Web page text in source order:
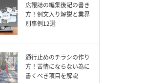
広報誌の編集後記の書き
方！例文入り解説と業界
別事例12選
通行止めのチラシの作り
方！苦情にならない為に
書くべき項目を解説